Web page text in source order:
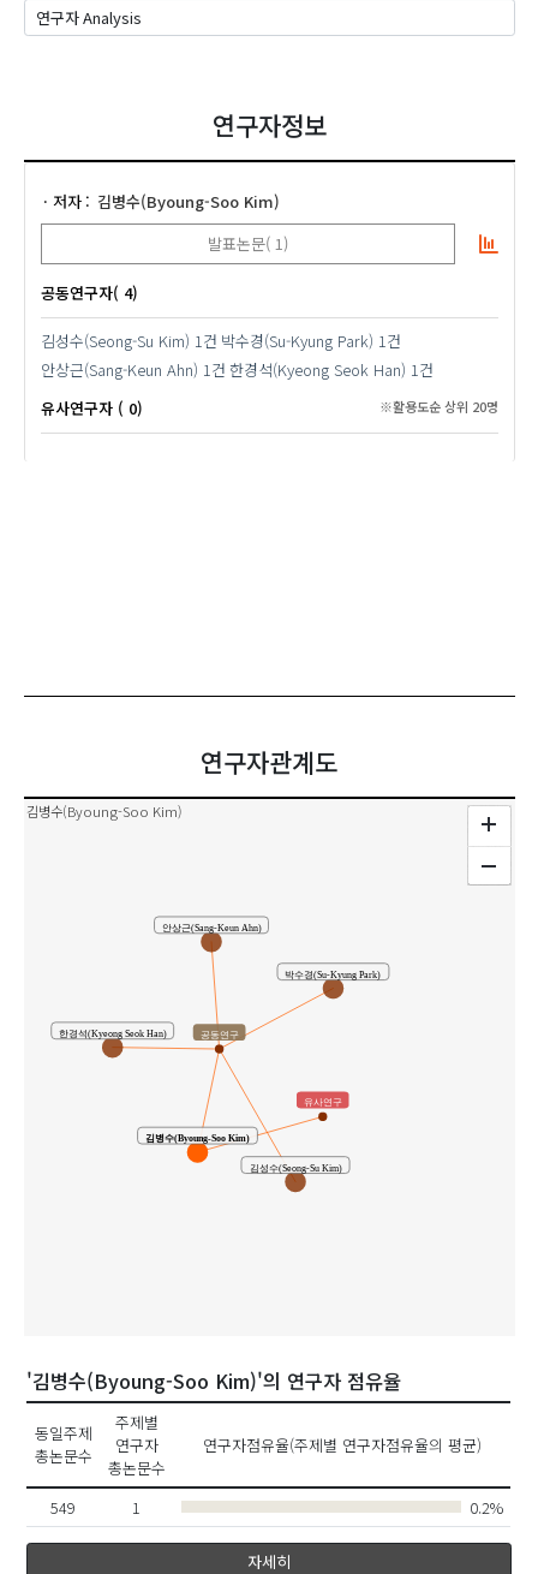
연구자정보
저자
김병수(Byoung-Soo Kim)
발표논문( 1)
공동연구자( 4)
김성수(Seong-Su Kim) 1건 박수경(Su-Kyung Park) 1건
안상근(Sang-Keun Ahn) 1건 한경석(Kyeong Seok Han) 1건
유사연구자 ( 0)
※활용도순 상위 20명
연구자관계도
김병수(Byoung-Soo Kim)
한경석(Kyeong Seok Han)
김성수(Seong-Su Kim)
안상근(Sang-Keun Ahn)
박수경(Su-Kyung Park)
김병수(Byoung-Soo Kim)
공동연구
유사연구
'김병수(Byoung-Soo Kim)'의 연구자 점유율
동일주제
총논문수
주제별
연구자
총논문수
연구자점유율(주제별 연구자점유율의 평균)
549 1 0.2%
자세히